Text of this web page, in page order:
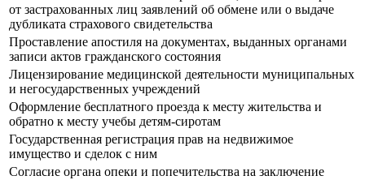
от застрахованных лиц заявлений об обмене или о выдаче
дубликата страхового свидетельства
Проставление апостиля на документах, выданных органами
записи актов гражданского состояния
Лицензирование медицинской деятельности муниципальных
и негосударственных учреждений
Оформление бесплатного проезда к месту жительства и
обратно к месту учебы детям-сиротам
Государственная регистрация прав на недвижимое
имущество и сделок с ним
Согласие органа опеки и попечительства на заключение